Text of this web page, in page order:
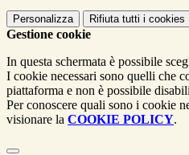
Personalizza Rifiuta tutti i cookies
Gestione cookie
In questa schermata è possibile
I cookie necessari sono quelli che
piattaforma e non è possibile
Per conoscere quali sono i cookie
visionare la COOKIE POLICY.